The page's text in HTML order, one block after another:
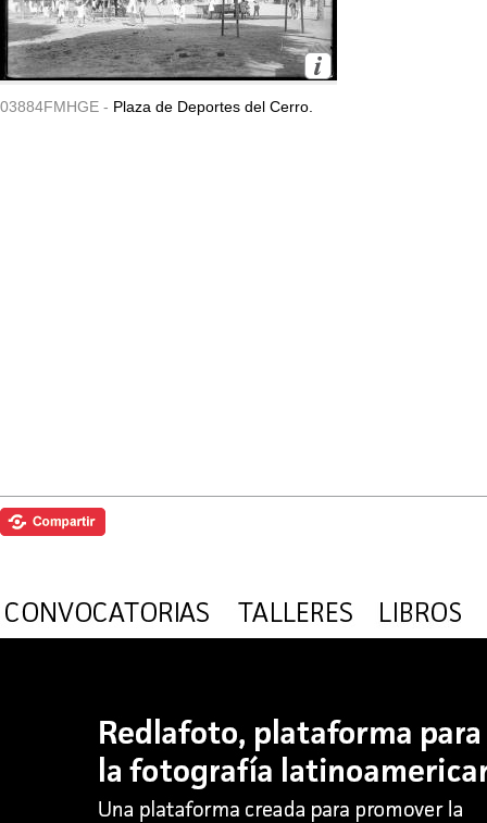
03884FMHGE - Plaza de Deportes del Cerro.